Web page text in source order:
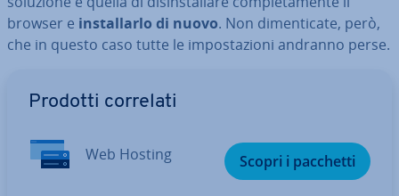
browser e in­stal­lar­lo di nuovo. Non di­men­ti­ca­te, però,
che in questo caso tutte le im­po­sta­zio­ni andranno perse.
Prodotti correlati
Web Hosting Scopri i pacchetti